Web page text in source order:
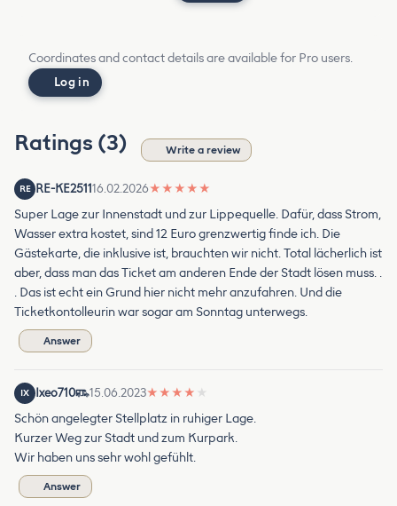
Coordinates and contact details are available for Pro users.
Log in
Ratings (3) Write a review
RE RE-KE251116.02.2026★ ★ ★ ★ ★
Super Lage zur Innenstadt und zur Lippequelle. Dafür, dass Strom,
Wasser extra kostet, sind 12 Euro grenzwertig finde ich. Die
Gästekarte, die inklusive ist, brauchten wir nicht. Total lächerlich ist
aber, dass man das Ticket am anderen Ende der Stadt lösen muss. .
. Das ist echt ein Grund hier nicht mehr anzufahren. Und die
Ticketkontolleurin war sogar am Sonntag unterwegs.
Answer
IX Ixeo710 15.06.2023★ ★ ★ ★ ★
Schön angelegter Stellplatz in ruhiger Lage.
Kurzer Weg zur Stadt und zum Kurpark.
Wir haben uns sehr wohl gefühlt.
Answer